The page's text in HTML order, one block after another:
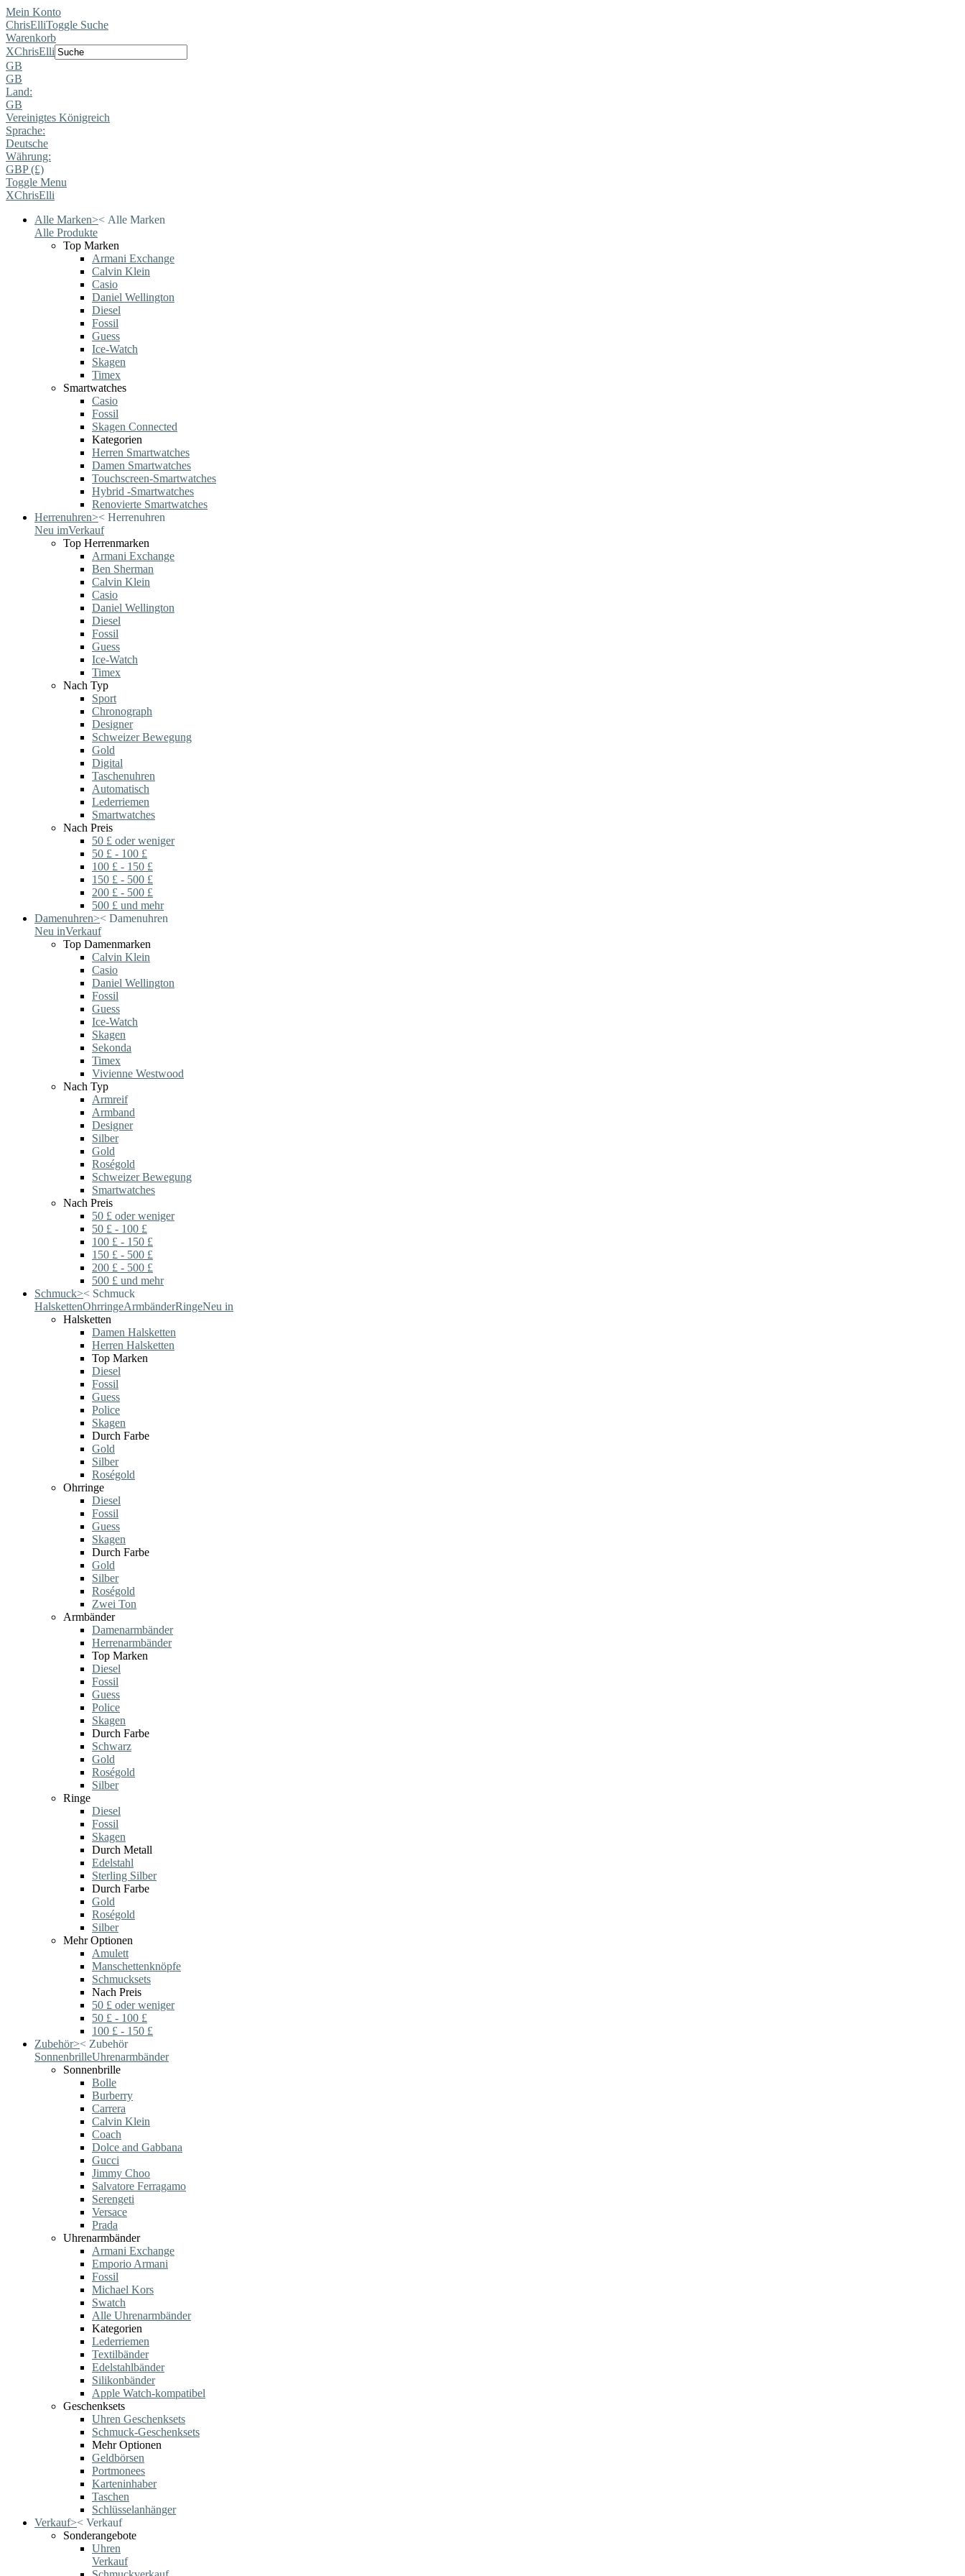
Mein Konto
ChrisElliToggle Suche
Warenkorb
XChrisElli
GB
GB
Land:
GB
Vereinigtes Königreich
Sprache:
Deutsche
Währung:
GBP (£)
Toggle Menu
XChrisElli
Alle Marken>< Alle Marken
Alle Produkte
Top Marken
Armani Exchange
Calvin Klein
Casio
Daniel Wellington
Diesel
Fossil
Guess
Ice-Watch
Skagen
Timex
Smartwatches
Casio
Fossil
Skagen Connected
Kategorien
Herren Smartwatches
Damen Smartwatches
Touchscreen-Smartwatches
Hybrid -Smartwatches
Renovierte Smartwatches
Herrenuhren>< Herrenuhren
Neu imVerkauf
Top Herrenmarken
Armani Exchange
Ben Sherman
Calvin Klein
Casio
Daniel Wellington
Diesel
Fossil
Guess
Ice-Watch
Timex
Nach Typ
Sport
Chronograph
Designer
Schweizer Bewegung
Gold
Digital
Taschenuhren
Automatisch
Lederriemen
Smartwatches
Nach Preis
50 £ oder weniger
50 £ - 100 £
100 £ - 150 £
150 £ - 500 £
200 £ - 500 £
500 £ und mehr
Damenuhren>< Damenuhren
Neu inVerkauf
Top Damenmarken
Calvin Klein
Casio
Daniel Wellington
Fossil
Guess
Ice-Watch
Skagen
Sekonda
Timex
Vivienne Westwood
Nach Typ
Armreif
Armband
Designer
Silber
Gold
Roségold
Schweizer Bewegung
Smartwatches
Nach Preis
50 £ oder weniger
50 £ - 100 £
100 £ - 150 £
150 £ - 500 £
200 £ - 500 £
500 £ und mehr
Schmuck>< Schmuck
HalskettenOhrringeArmbänderRingeNeu in
Halsketten
Damen Halsketten
Herren Halsketten
Top Marken
Diesel
Fossil
Guess
Police
Skagen
Durch Farbe
Gold
Silber
Roségold
Ohrringe
Diesel
Fossil
Guess
Skagen
Durch Farbe
Gold
Silber
Roségold
Zwei Ton
Armbänder
Damenarmbänder
Herrenarmbänder
Top Marken
Diesel
Fossil
Guess
Police
Skagen
Durch Farbe
Schwarz
Gold
Roségold
Silber
Ringe
Diesel
Fossil
Skagen
Durch Metall
Edelstahl
Sterling Silber
Durch Farbe
Gold
Roségold
Silber
Mehr Optionen
Amulett
Manschettenknöpfe
Schmucksets
Nach Preis
50 £ oder weniger
50 £ - 100 £
100 £ - 150 £
Zubehör>< Zubehör
SonnenbrilleUhrenarmbänder
Sonnenbrille
Bolle
Burberry
Carrera
Calvin Klein
Coach
Dolce and Gabbana
Gucci
Jimmy Choo
Salvatore Ferragamo
Serengeti
Versace
Prada
Uhrenarmbänder
Armani Exchange
Emporio Armani
Fossil
Michael Kors
Swatch
Alle Uhrenarmbänder
Kategorien
Lederriemen
Textilbänder
Edelstahlbänder
Silikonbänder
Apple Watch-kompatibel
Geschenksets
Uhren Geschenksets
Schmuck-Geschenksets
Mehr Optionen
Geldbörsen
Portmonees
Karteninhaber
Taschen
Schlüsselanhänger
Verkauf>< Verkauf
Sonderangebote
Uhren
Verkauf